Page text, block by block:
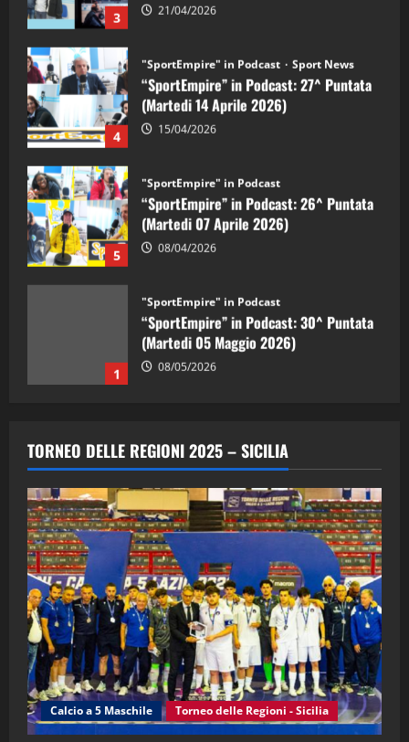
3 21/04/2026
4
"SportEmpire" in Podcast Sport News
“SportEmpire” in Podcast: 27^ Puntata
(Martedi 14 Aprile 2026)
15/04/2026
5
"SportEmpire" in Podcast
“SportEmpire” in Podcast: 26^ Puntata
(Martedi 07 Aprile 2026)
08/04/2026
1
"SportEmpire" in Podcast
“SportEmpire” in Podcast: 30^ Puntata
(Martedi 05 Maggio 2026)
08/05/2026
2
“SportEmpire” in Podcast: 29^ Puntata
(Martedi 28 Aprile 2026)
28/04/2026
3
"SportEmpire" in Podcast
“SportEmpire” in Podcast: 28^ Puntata
(Martedi 21 Aprile 2026)
21/04/2026
4
"SportEmpire" in Podcast Sport News
“SportEmpire” in Podcast: 27^ Puntata
(Martedi 14 Aprile 2026)
15/04/2026
TORNEO DELLE REGIONI 2025 – SICILIA
Calcio a 5 Maschile Torneo delle Regioni - Sicilia